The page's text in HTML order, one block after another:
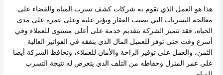
هذا هو العمل الذي تقوم به شركات كشف تسرب المياه والقضاء على
معالجة التسربات التي تصيب العقار وتؤثر عليه وعلى عمره على مدى
الحياه، فقد تتميز الشركة بتقديم خدمة على أعلى مستوى للعملاء وفي
أسرع وقت حتى توفر للعميل المال الذي ينفقه في الفواتير العالية
الثمن، والعمل على توفير الراحة والأمان للعملاء، وتحافظ الشركة أيضا
على عمر المنزل وحفاظه من التلف الذي يتعرض له نتيجة التسرب